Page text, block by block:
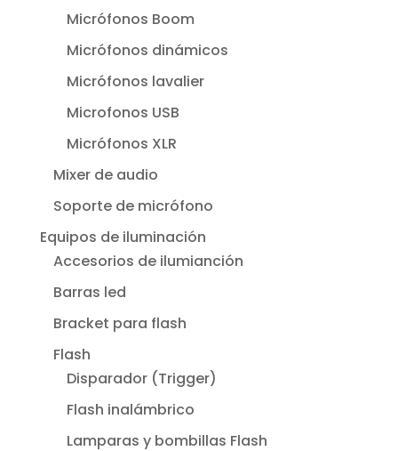
Micrófonos Boom
Micrófonos dinámicos
Micrófonos lavalier
Microfonos USB
Micrófonos XLR
Mixer de audio
Soporte de micrófono
Equipos de iluminación
Accesorios de ilumianción
Barras led
Bracket para flash
Flash
Disparador (Trigger)
Flash inalámbrico
Lamparas y bombillas Flash